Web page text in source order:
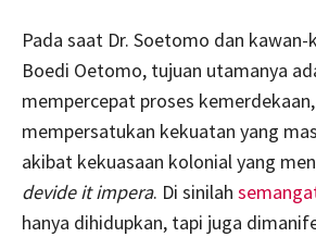
Pada saat Dr. Soetomo dan
Boedi Oetomo, tujuan utamanya
mempercepat proses
mempersatukan kekuatan yang
akibat kekuasaan kolonial yang
devide it impera. Di sinilah
hanya dihidupkan, tapi juga